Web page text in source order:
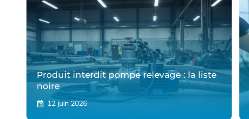
Produit interdit pompe relevage : la liste
noire
12 juin 2026